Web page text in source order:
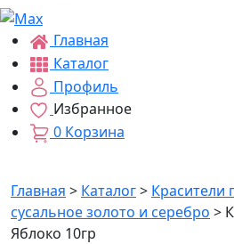
Главная
Каталог
Профиль
Избранное
0 Корзина
Главная > Каталог>
сусальное золото и серебро >
Яблоко 10гр